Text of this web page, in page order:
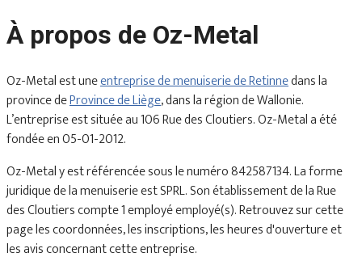
À propos de Oz-Metal
Oz-Metal est uneentreprise de menuiserie de Retinnedans la
province deProvince de Liège, dans la région de Wallonie.
L’entreprise est située au 106 Rue des Cloutiers. Oz-Metal a été
fondée en 05-01-2012.
Oz-Metal y est référencée sous le numéro 842587134. La forme
juridique de la menuiserie est SPRL. Son établissement de la Rue
des Cloutiers compte 1 employé employé(s). Retrouvez sur cette
page les coordonnées, les inscriptions, les heures d'ouverture et
les avis concernant cette entreprise.